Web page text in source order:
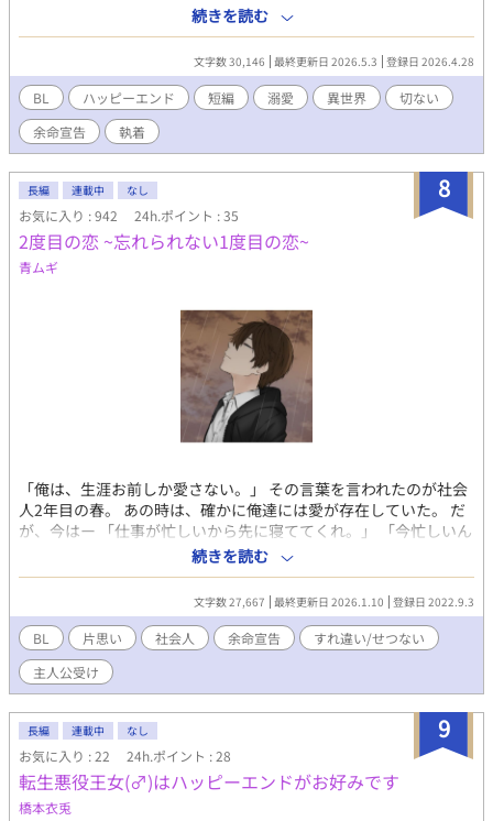
い。私は、魂さえ悪魔に売ったのです」 あきらめたはずの春の陽
だまりで、一度は捨てたはずの明日を共に歩み直すために。 これ
は琥珀色の絆に結ばれた主従が織りなす、執愛と再生の物語 ⚠設
定緩いです。全15話 ⚠表紙はAI生成です
続きを読む
文字数 30,146 最終更新日 2026.5.3 登録日 2026.4.28
BL ハッピーエンド 短編 溺愛 異世界
切ない
余命宣告
執着
8
長編 連載中 なし
お気に入り : 942 24h.ポイント : 35
2度目の恋 ~忘れられない1度目の恋~
青ムギ
「俺は、生涯お前しか愛さない。」 その言葉を言われたのが社会
人2年目の春。 あの時は、確かに俺達には愛が存在していた。 だ
が、今はー 「仕事が忙しいから先に寝ててくれ。」 「今忙しいん
だ。お前に構ってられない。」 冷たく突き放すような言葉ばかり
を言って家を空ける日が多くなる。 貴方の視界に、俺は映らない
ー。 2人の記念日もずっと1人で祝っている。 あの人を想う一方通
行の「愛」は苦しく、俺の心を蝕んでいく。 そんなある日、体の
不調で病院を受診した際医者から余命宣告を受ける。 あの人の電
話はいつも着信拒否。診断結果を伝えようにも伝えられない。 ー
もういっそ秘密にしたまま、過ごそうかな。ー ※主人公が悲しい
目にあいます。素敵な人に出会わせたいです。 表紙のイラスト
は、Picrew様の[君の世界メーカー]マサキ様からお借りしまし
た。
続きを読む
文字数 27,667 最終更新日 2026.1.10 登録日 2022.9.3
BL 片思い 社会人 余命宣告
すれ違い/せつない
主人公受け
9
長編 連載中 なし
お気に入り : 22 24h.ポイント : 28
転生悪役王女(♂)はハッピーエンドがお好みです
橋本衣兎